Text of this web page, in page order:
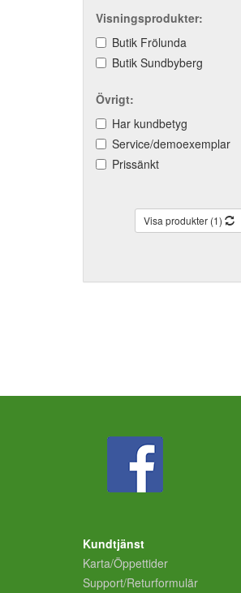
Visningsprodukter:
Butik Frölunda
Butik Sundbyberg
Övrigt:
Har kundbetyg
Service/demoexemplar
Prissänkt
Visa produkter (1)
Kundtjänst
Karta/Öppettider
Support/Returformulär